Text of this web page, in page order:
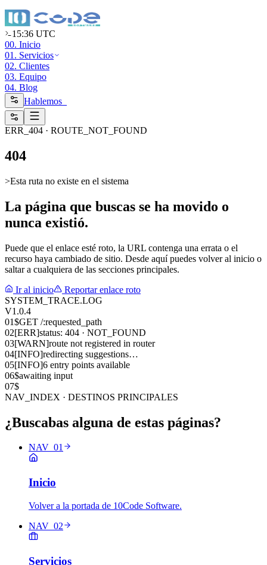
15:36 UTC
00. Inicio
01. Servicios
02. Clientes
03. Equipo
04. Blog
Hablemos_
ERR_404 · ROUTE_NOT_FOUND
404
>Esta ruta no existe en el sistema
La página que buscas se ha movido o
nunca existió.
Puede que el enlace esté roto, la URL contenga una errata o el
recurso haya cambiado de sitio. Desde aquí puedes volver al inicio o
saltar a cualquiera de las secciones principales.
Ir al inicio
Reportar enlace roto
SYSTEM_TRACE.LOG
V1.0.4
01$GET /:requested_path
02[ERR]status: 404 · NOT_FOUND
03[WARN]route not registered in router
04[INFO]redirecting suggestions…
05[INFO]6 entry points available
06$awaiting input
07$
NAV_INDEX · DESTINOS PRINCIPALES
¿Buscabas alguna de estas páginas?
NAV_01
Inicio
Volver a la portada de 10Code Software.
NAV_02
Servicios